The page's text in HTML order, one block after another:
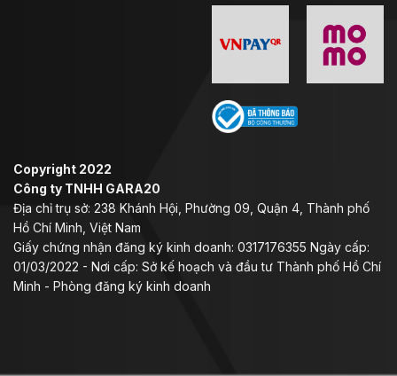
phải thật sự vừa vặn với form đầu người đội, từ thiết kế
vỏ mũ, hình dạng mút xốp EPS đều phải phù hợp với
Mút xốp EPS cấu tạo nhiều lớp, được nén
mật độ cao đảm bảo an toàn.
Khóa Double D-ring chắc chắn.
Tháo cởi mũ trường hợp khẩn cấp
Mũ MX471 Xtra Carbon có thiết kế đa năng, kết hợp
giữa mũ fullface và mũ off-road. Điều này cho phép
người sử dụng sử dụng mũ không chỉ trên đường phố
mà còn trên địa hình gồ ghề. Mũ có thể điều chỉnh để
Hệ thống thông khí
Copyright 2022
Công ty TNHH GARA20
Địa chỉ trụ sở: 238 Khánh Hội, Phường 09, Quận 4, Thành phố
Hồ Chí Minh, Việt Nam
Giấy chứng nhận đăng ký kinh doanh: 0317176355 Ngày cấp:
01/03/2022 - Nơi cấp: Sở kế hoạch và đầu tư Thành phố Hồ Chí
Minh - Phòng đăng ký kinh doanh